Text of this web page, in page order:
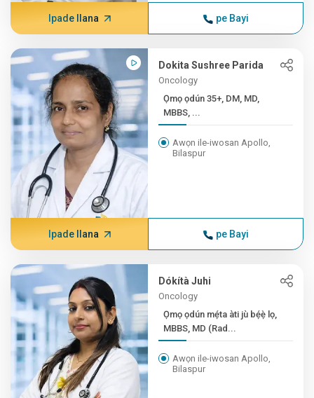
Ipade Ilana pe Bayi
Dokita Sushree Parida
Oncology
Ọmọ ọdún 35+, DM, MD,
MBBS, ...
Awọn ile-iwosan Apollo,
Bilaspur
Ipade Ilana pe Bayi
Dókítà Juhi
Oncology
Ọmọ ọdún mẹ́ta àti jù bẹ́ẹ̀ lọ,
MBBS, MD (Rad...
Awọn ile-iwosan Apollo,
Bilaspur